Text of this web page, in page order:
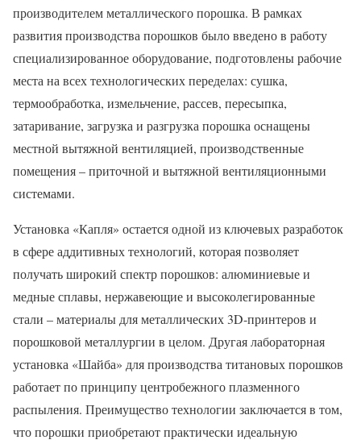
производителем металлического порошка. В рамках
развития производства порошков было введено в работу
специализированное оборудование, подготовлены рабочие
места на всех технологических переделах: сушка,
термообработка, измельчение, рассев, пересыпка,
затаривание, загрузка и разгрузка порошка оснащены
местной вытяжной вентиляцией, производственные
помещения – приточной и вытяжной вентиляционными
системами.
Установка «Капля» остается одной из ключевых разработок
в сфере аддитивных технологий, которая позволяет
получать широкий спектр порошков: алюминиевые и
медные сплавы, нержавеющие и высоколегированные
стали – материалы для металлических 3D-принтеров и
порошковой металлургии в целом. Другая лабораторная
установка «Шайба» для производства титановых порошков
работает по принципу центробежного плазменного
распыления. Преимущество технологии заключается в том,
что порошки приобретают практически идеальную